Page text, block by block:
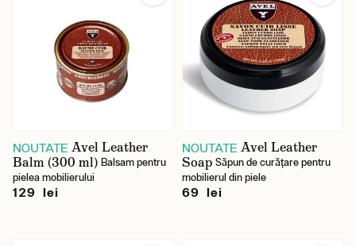
NOUTATE Avel Leather
Balm (300 ml) Balsam pentru
pielea mobilierului
129 lei
NOUTATE Avel Leather
Soap Săpun de curățare pentru
mobilierul din piele
69 lei